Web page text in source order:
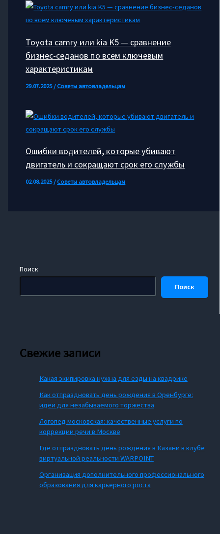
Поиск
Поиск
Свежие записи
Какая экипировка нужна для езды на квадрике
Как отпраздновать день рождения в Оренбурге:
идеи для незабываемого торжества
Логопед московская: качественные услуги по
коррекции речи в Москве
Где отпраздновать день рождения в Казани в клубе
виртуальной реальности WARPOINT
Организация дополнительного профессионального
образования для карьерного роста
Toyota camry или kia K5 — сравнение
бизнес-седанов по всем ключевым
характеристикам
29.07.2025/Советы автовладельцам
Ошибки водителей, которые убивают
двигатель и сокращают срок его службы
02.08.2025/Советы автовладельцам